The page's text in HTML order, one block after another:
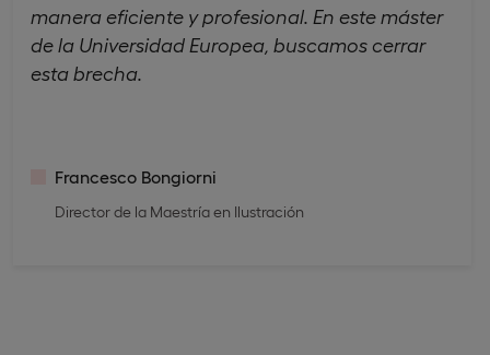
manera eficiente y profesional. En este máster
de la Universidad Europea, buscamos cerrar
esta brecha.
Francesco Bongiorni
Director de la Maestría en Ilustración